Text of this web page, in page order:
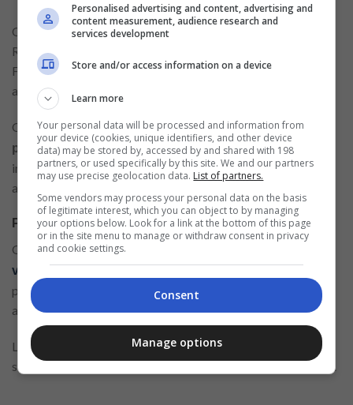
Os postos têm como destino as cidades de São Paulo (SP),
Rio de Janeiro (RJ), Belo Horizonte (MG), além do Distrito
Federal (DF). Requisitos e atribuições variam de acordo com
as vagas.
O processo seletivo também disponibilizaoportunidades
para pessoas com deficiência (PcD). Não foram
informados detalhes acerca dos salários e benefícios
adicionais.
Processo seletivo Oi: Inscrições online
Os candidatos precisam entrar no
vagas
e clicar naquela que mais se adequa ao seu perfil
profissional. É preciso enviar o currículo profissional
atualizado.
Lembrando que, após as inscrições, os candidatos pré-
selecionados serão convocados às demais etapas da seleção.
Personalised advertising and content, advertising and
content measurement, audience research and
services development
Store and/or access information on a device
Learn more
Your personal data will be processed and information from
your device (cookies, unique identifiers, and other device
data) may be stored by, accessed by and shared with 198
partners, or used specifically by this site. We and our partners
may use precise geolocation data. List of partners.
Some vendors may process your personal data on the basis
of legitimate interest, which you can object to by managing
your options below. Look for a link at the bottom of this page
or in the site menu to manage or withdraw consent in privacy
and cookie settings.
Consent
Manage options